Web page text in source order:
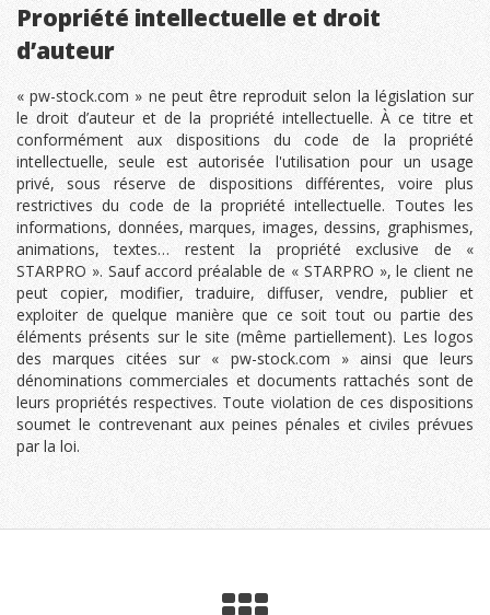
Propriété intellectuelle et droit
d’auteur
« pw-stock.com » ne peut être reproduit selon la législation sur
le droit d’auteur et de la propriété intellectuelle. À ce titre et
conformément aux dispositions du code de la propriété
intellectuelle, seule est autorisée l'utilisation pour un usage
privé, sous réserve de dispositions différentes, voire plus
restrictives du code de la propriété intellectuelle. Toutes les
informations, données, marques, images, dessins, graphismes,
animations, textes… restent la propriété exclusive de «
STARPRO ». Sauf accord préalable de « STARPRO », le client ne
peut copier, modifier, traduire, diffuser, vendre, publier et
exploiter de quelque manière que ce soit tout ou partie des
éléments présents sur le site (même partiellement). Les logos
des marques citées sur « pw-stock.com » ainsi que leurs
dénominations commerciales et documents rattachés sont de
leurs propriétés respectives. Toute violation de ces dispositions
soumet le contrevenant aux peines pénales et civiles prévues
par la loi.